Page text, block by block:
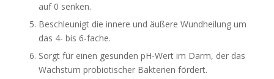
auf 0 senken.
Beschleunigt die innere und äußere Wundheilung um
das 4- bis 6-fache.
Sorgt für einen gesunden pH-Wert im Darm, der das
Wachstum probiotischer Bakterien fördert.